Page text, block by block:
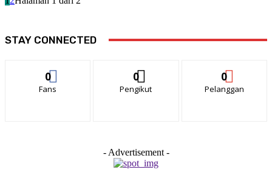
STAY CONNECTED
0
Fans
0
Pengikut
0
Pelanggan
- Advertisement -